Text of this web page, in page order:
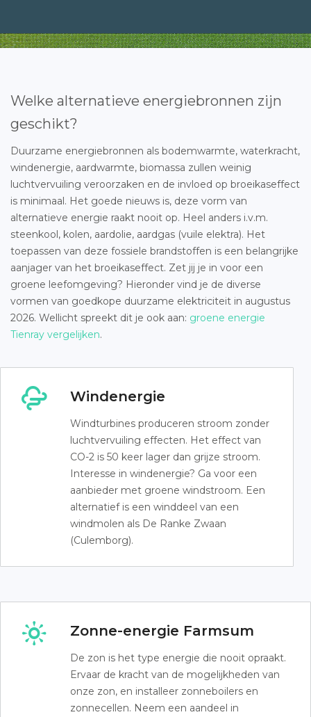
Welke alternatieve energiebronnen zijn
geschikt?
Duurzame energiebronnen als bodemwarmte, waterkracht,
windenergie, aardwarmte, biomassa zullen weinig
luchtvervuiling veroorzaken en de invloed op broeikaseffect
is minimaal. Het goede nieuws is, deze vorm van
alternatieve energie raakt nooit op. Heel anders i.v.m.
steenkool, kolen, aardolie, aardgas (vuile elektra). Het
toepassen van deze fossiele brandstoffen is een belangrijke
aanjager van het broeikaseffect. Zet jij je in voor een
groene leefomgeving? Hieronder vind je de diverse
vormen van goedkope duurzame elektriciteit in augustus
2026. Wellicht spreekt dit je ook aan: groene energie
Tienray vergelijken.
Windenergie
Windturbines produceren stroom zonder
luchtvervuiling effecten. Het effect van
CO-2 is 50 keer lager dan grijze stroom.
Interesse in windenergie? Ga voor een
aanbieder met groene windstroom. Een
alternatief is een winddeel van een
windmolen als De Ranke Zwaan
(Culemborg).
Zonne-energie Farmsum
De zon is het type energie die nooit opraakt.
Ervaar de kracht van de mogelijkheden van
onze zon, en installeer zonneboilers en
zonnecellen. Neem een aandeel in